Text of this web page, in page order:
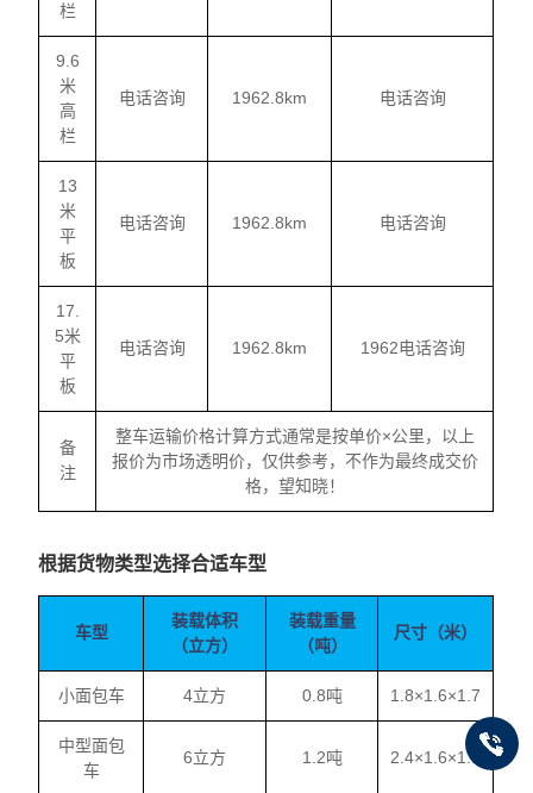
栏
9.6
米
高
栏
电话咨询 1962.8km 电话咨询
13
米
平
板
电话咨询 1962.8km 电话咨询
17.
5米
平
板
电话咨询 1962.8km 1962电话咨询
备
注
整车运输价格计算方式通常是按单价×公里，以上
报价为市场透明价，仅供参考，不作为最终成交价
格，望知晓！
根据货物类型选择合适车型
车型
装载体积
（立方）
装载重量
（吨）
尺寸（米）
小面包车 4立方 0.8吨 1.8×1.6×1.7
中型面包
车
6立方 1.2吨 2.4×1.6×1.9